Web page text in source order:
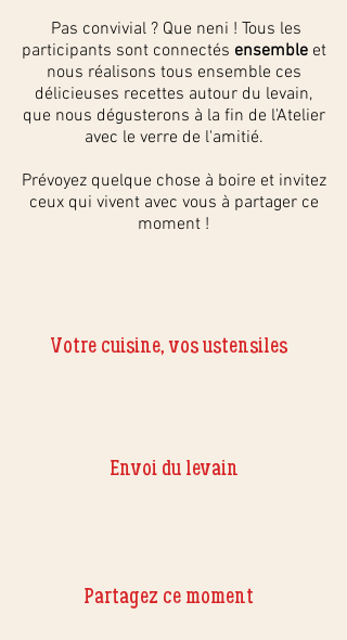
Pas convivial ? Que neni ! Tous les
participants sont connectés ensembleet
nous réalisons tous ensemble ces
délicieuses recettes autour du levain,
que nous dégusterons à la fin de l'Atelier
avec le verre de l'amitié.
Prévoyez quelque chose à boire et invitez
ceux qui vivent avec vous à partager ce
moment !
Votre cuisine, vos ustensiles
Envoi du levain
Partagez ce moment